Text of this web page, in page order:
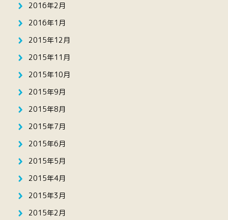
2016年2月
2016年1月
2015年12月
2015年11月
2015年10月
2015年9月
2015年8月
2015年7月
2015年6月
2015年5月
2015年4月
2015年3月
2015年2月